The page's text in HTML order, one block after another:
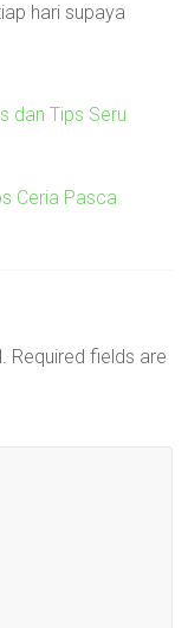
hari supaya
dan Tips Seru
Ceria Pasca
Required fields are